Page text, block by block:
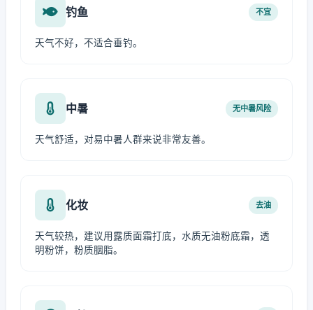
钓鱼 不宜
天气不好，不适合垂钓。
中暑 无中暑风险
天气舒适，对易中暑人群来说非常友善。
化妆 去油
天气较热，建议用露质面霜打底，水质无油粉底霜，透
明粉饼，粉质胭脂。